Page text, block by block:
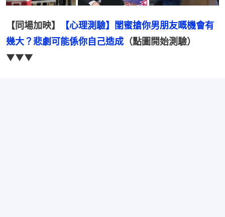
【同場加映】
【心理測驗】閨蜜搶你男朋友嘅機會有
幾大？悲劇可能係你自己造成 （點圖開始測驗）
▼▼▼